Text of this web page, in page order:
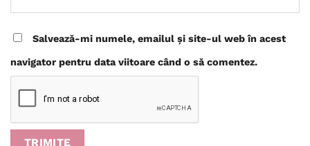
Salvează-mi numele, emailul și site-ul web în acest
navigator pentru data viitoare când o să comentez.